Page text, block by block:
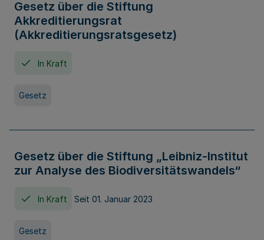
Gesetz über die Stiftung
Akkreditierungsrat
(Akkreditierungsratsgesetz)
In Kraft
Gesetz
Gesetz über die Stiftung „Leibniz-Institut
zur Analyse des Biodiversitätswandels“
In Kraft Seit 01. Januar 2023
Gesetz